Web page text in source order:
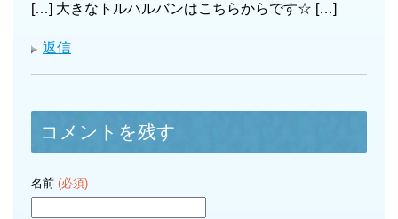
[…] 大きなトルハルバンはこちらからです☆ […]
返信
コメントを残す
名前 (必須)